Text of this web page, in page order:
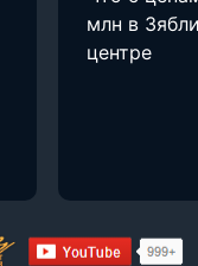
млн в
центре